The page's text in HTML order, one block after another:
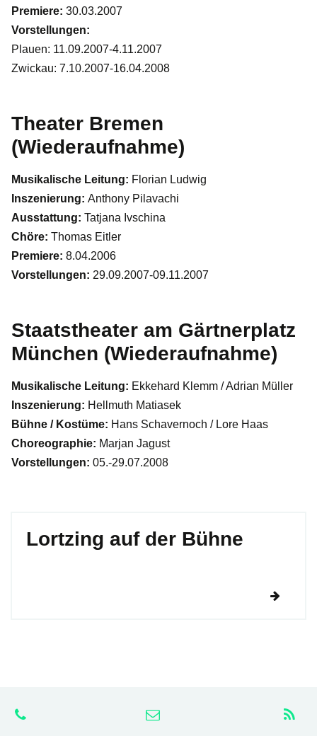
Premiere: 30.03.2007
Vorstellungen:
Plauen: 11.09.2007-4.11.2007
Zwickau: 7.10.2007-16.04.2008
Theater Bremen
(Wiederaufnahme)
Musikalische Leitung: Florian Ludwig
Inszenierung: Anthony Pilavachi
Ausstattung: Tatjana Ivschina
Chöre: Thomas Eitler
Premiere: 8.04.2006
Vorstellungen: 29.09.2007-09.11.2007
Staatstheater am Gärtnerplatz
München (Wiederaufnahme)
Musikalische Leitung: Ekkehard Klemm / Adrian Müller
Inszenierung: Hellmuth Matiasek
Bühne / Kostüme: Hans Schavernoch / Lore Haas
Choreographie: Marjan Jagust
Vorstellungen: 05.-29.07.2008
Lortzing auf der Bühne